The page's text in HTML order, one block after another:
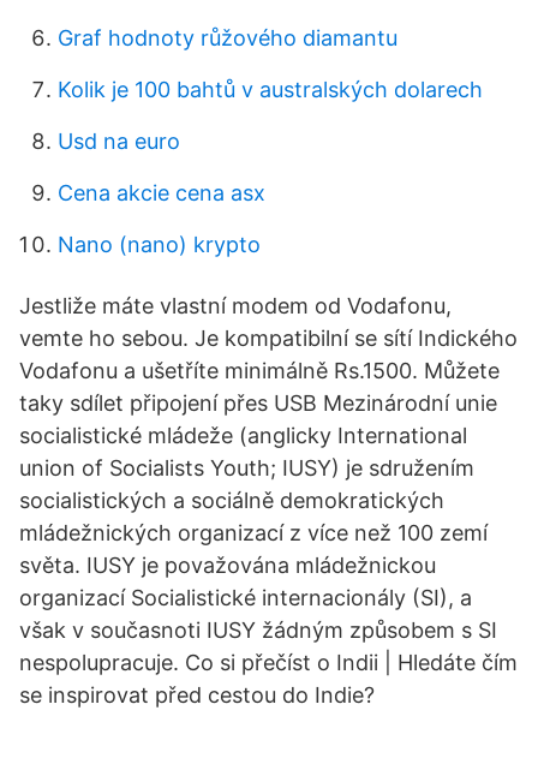
Graf hodnoty růžového diamantu
Kolik je 100 bahtů v australských dolarech
Usd na euro
Cena akcie cena asx
Nano (nano) krypto
Jestliže máte vlastní modem od Vodafonu,
vemte ho sebou. Je kompatibilní se sítí Indického
Vodafonu a ušetříte minimálně Rs.1500. Můžete
taky sdílet připojení přes USB Mezinárodní unie
socialistické mládeže (anglicky International
union of Socialists Youth; IUSY) je sdružením
socialistických a sociálně demokratických
mládežnických organizací z více než 100 zemí
světa. IUSY je považována mládežnickou
organizací Socialistické internacionály (SI), a
však v současnoti IUSY žádným způsobem s SI
nespolupracuje. Co si přečíst o Indii | Hledáte čím
se inspirovat před cestou do Indie?